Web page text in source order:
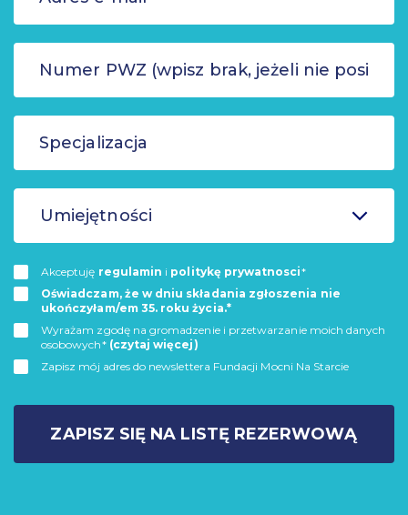
Umiejętności
Akceptuję regulamin i politykę prywatnosci*
Oświadczam, że w dniu składania zgłoszenia nie
ukończyłam/em 35. roku życia.*
Wyrażam zgodę na gromadzenie i przetwarzanie moich danych
osobowych* (czytaj więcej)
Zapisz mój adres do newslettera Fundacji Mocni Na Starcie
ZAPISZ SIĘ NA LISTĘ REZERWOWĄ